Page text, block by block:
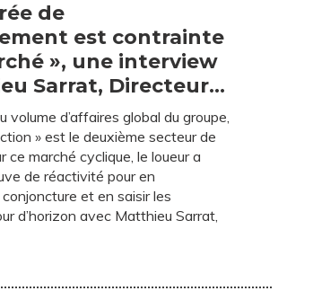
de
est contrainte
», une interview
Sarrat, Directeur
groupe GT
volume d’affaires global du groupe,
» est le deuxième secteur de
ce marché cyclique, le loueur a
de réactivité pour en
et en saisir les
d’horizon avec Matthieu Sarrat,